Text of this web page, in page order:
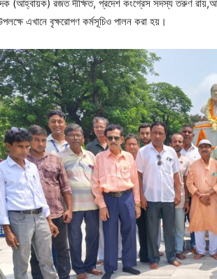
(আহ্বায়ক) রজত দীক্ষিত, প্রদেশ কংগ্রেস সদস্য তরুণ
এখানে বৃক্ষরোপণ কর্মসূচিও পালন করা হয়।